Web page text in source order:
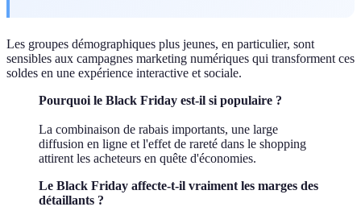
Les groupes démographiques plus jeunes, en particulier, sont
sensibles aux campagnes marketing numériques qui transforment ces
soldes en une expérience interactive et sociale.
Pourquoi le Black Friday est-il si populaire ?
La combinaison de rabais importants, une large
diffusion en ligne et l'effet de rareté dans le shopping
attirent les acheteurs en quête d'économies.
Le Black Friday affecte-t-il vraiment les marges des
détaillants ?